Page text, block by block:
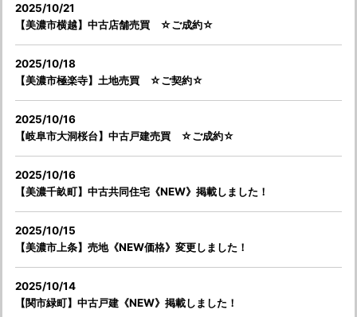
2025/10/21
【美濃市横越】中古店舗売買 ☆ご成約☆
2025/10/18
【美濃市極楽寺】土地売買 ☆ご契約☆
2025/10/16
【岐阜市大洞桜台】中古戸建売買 ☆ご成約☆
2025/10/16
【美濃千畝町】中古共同住宅《NEW》掲載しました！
2025/10/15
【美濃市上条】売地《NEW価格》変更しました！
2025/10/14
【関市緑町】中古戸建《NEW》掲載しました！